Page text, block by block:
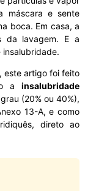
máscara e sente
boca. Em casa, a
da lavagem. E a
este artigo foi feito
a insalubridade
(20% ou 40%),
13-A, e como
direto ao